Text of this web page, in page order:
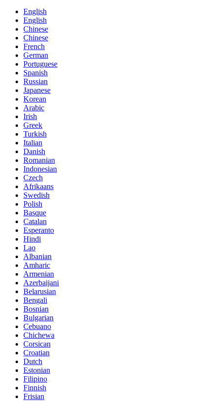
English
English
Chinese
Chinese
French
German
Portuguese
Spanish
Russian
Japanese
Korean
Arabic
Irish
Greek
Turkish
Italian
Danish
Romanian
Indonesian
Czech
Afrikaans
Swedish
Polish
Basque
Catalan
Esperanto
Hindi
Lao
Albanian
Amharic
Armenian
Azerbaijani
Belarusian
Bengali
Bosnian
Bulgarian
Cebuano
Chichewa
Corsican
Croatian
Dutch
Estonian
Filipino
Finnish
Frisian